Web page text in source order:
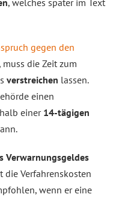
, welches später im Text
gegen den
muss die Zeit zum
verstreichen lassen.
einen
einer 14-tägigen
Verwarnungsgeldes
die Verfahrenskosten
wenn er eine